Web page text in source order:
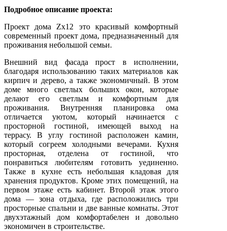
Подробное описание проекта:
Проект дома Zx12 это красивый комфортный
современный проект дома, предназначенный для
проживания небольшой семьи.
Внешний вид фасада прост в исполнении,
благодаря использованию таких материалов как
кирпич и дерево, а также экономичный. В этом
доме много светлых больших окон, которые
делают его светлым и комфортным для
проживания. Внутренняя планировка ома
отличается уютом, который начинается с
просторной гостиной, имеющей выход на
террасу. В углу гостиной расположен камин,
который согреем холодными вечерами. Кухня
просторная, отделена от гостиной, что
понравиться любителям готовить уединенно.
Также в кухне есть небольшая кладовая для
хранения продуктов. Кроме этих помещений, на
первом этаже есть кабинет. Второй этаж этого
дома — зона отдыха, где расположились три
просторные спальни и две ванные комнаты. Этот
двухэтажный дом комфортабелен и довольно
экономичен в строительстве.